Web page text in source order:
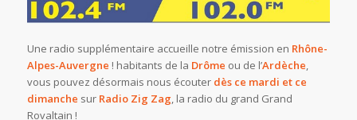
Une radio supplémentaire accueille notre émission en Rhône-
Alpes-Auvergne ! habitants de la Drôme ou de l’Ardèche,
vous pouvez désormais nous écouter dès ce mardi et ce
dimanche sur Radio Zig Zag, la radio du grand Grand
Rovaltain !